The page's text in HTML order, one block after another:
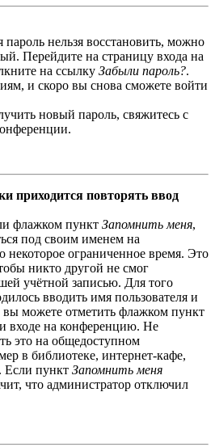
нельзя восстановить, можно
Перейдите на страницу входа на
на ссылку Забыли пароль?.
и скоро вы снова сможете войти
новый пароль, свяжитесь с
приходится повторять ввод
флажком пункт Запомнить меня,
под своим именем на
некоторое ограниченное время. Это
никто другой не смог
учётной записью. Для того
вводить имя пользователя и
вы можете отметить флажком пункт
входе на конференцию. Не
это на общедоступном
в библиотеке, интернет-кафе,
Если пункт Запомнить меня
что администратор отключил